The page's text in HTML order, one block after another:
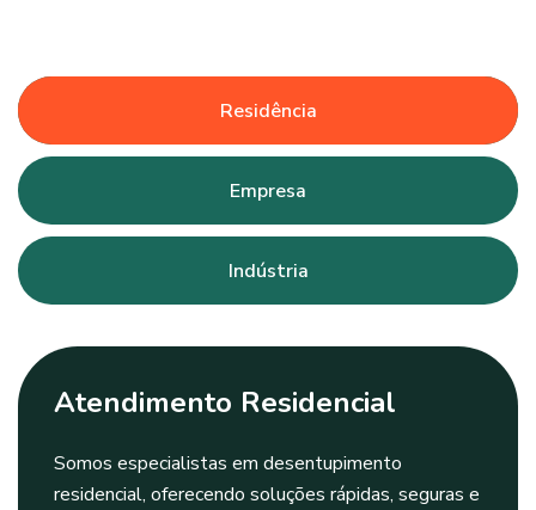
Residência
Empresa
Indústria
Atendimento Residencial
Somos especialistas em desentupimento
residencial, oferecendo soluções rápidas, seguras e